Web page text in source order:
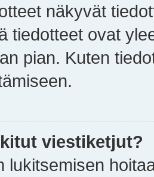
näkyvät
tiedotteet ovat
pian. Kuten
viestiketjut?
lukitsemisen